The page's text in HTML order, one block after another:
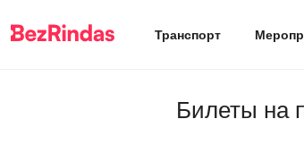
Транспорт
Билеты на